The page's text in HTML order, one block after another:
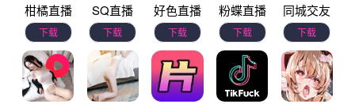
柑橘直播
下载
SQ直播
下载
好色直播
下载
粉蝶直播
下载
同城交友
下载